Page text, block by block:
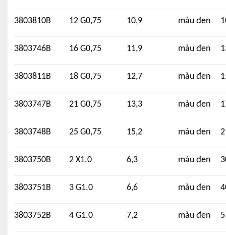
3803810B 12 G0,75 10,9 màu đen
3803746B 16 G0,75 11,9 màu đen
3803811B 18 G0,75 12,7 màu đen
3803747B 21 G0,75 13,3 màu đen
3803748B 25 G0,75 15,2 màu đen
3803750B 2 X1.0 6,3 màu đen
3803751B 3 G1.0 6,6 màu đen
3803752B 4 G1.0 7,2 màu đen